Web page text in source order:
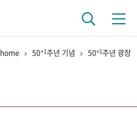
home 50+1주년 기념 50+1주년 광장